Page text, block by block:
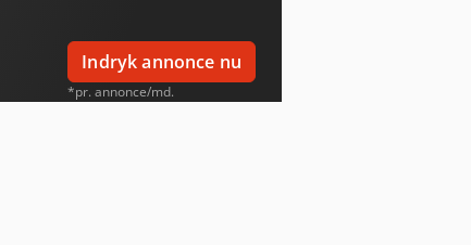
Indryk annonce nu
*pr. annonce/md.